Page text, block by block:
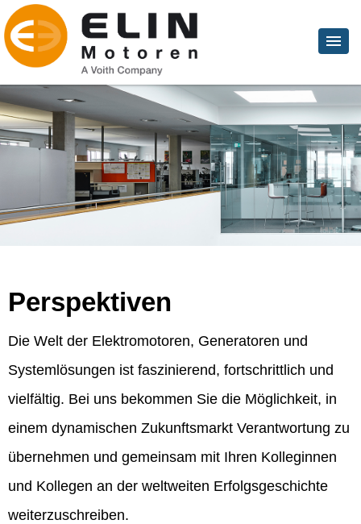
Perspektiven
Die Welt der Elektromotoren, Generatoren und
Systemlösungen ist faszinierend, fortschrittlich und
vielfältig. Bei uns bekommen Sie die Möglichkeit, in
einem dynamischen Zukunftsmarkt Verantwortung zu
übernehmen und gemeinsam mit Ihren Kolleginnen
und Kollegen an der weltweiten Erfolgsgeschichte
weiterzuschreiben.